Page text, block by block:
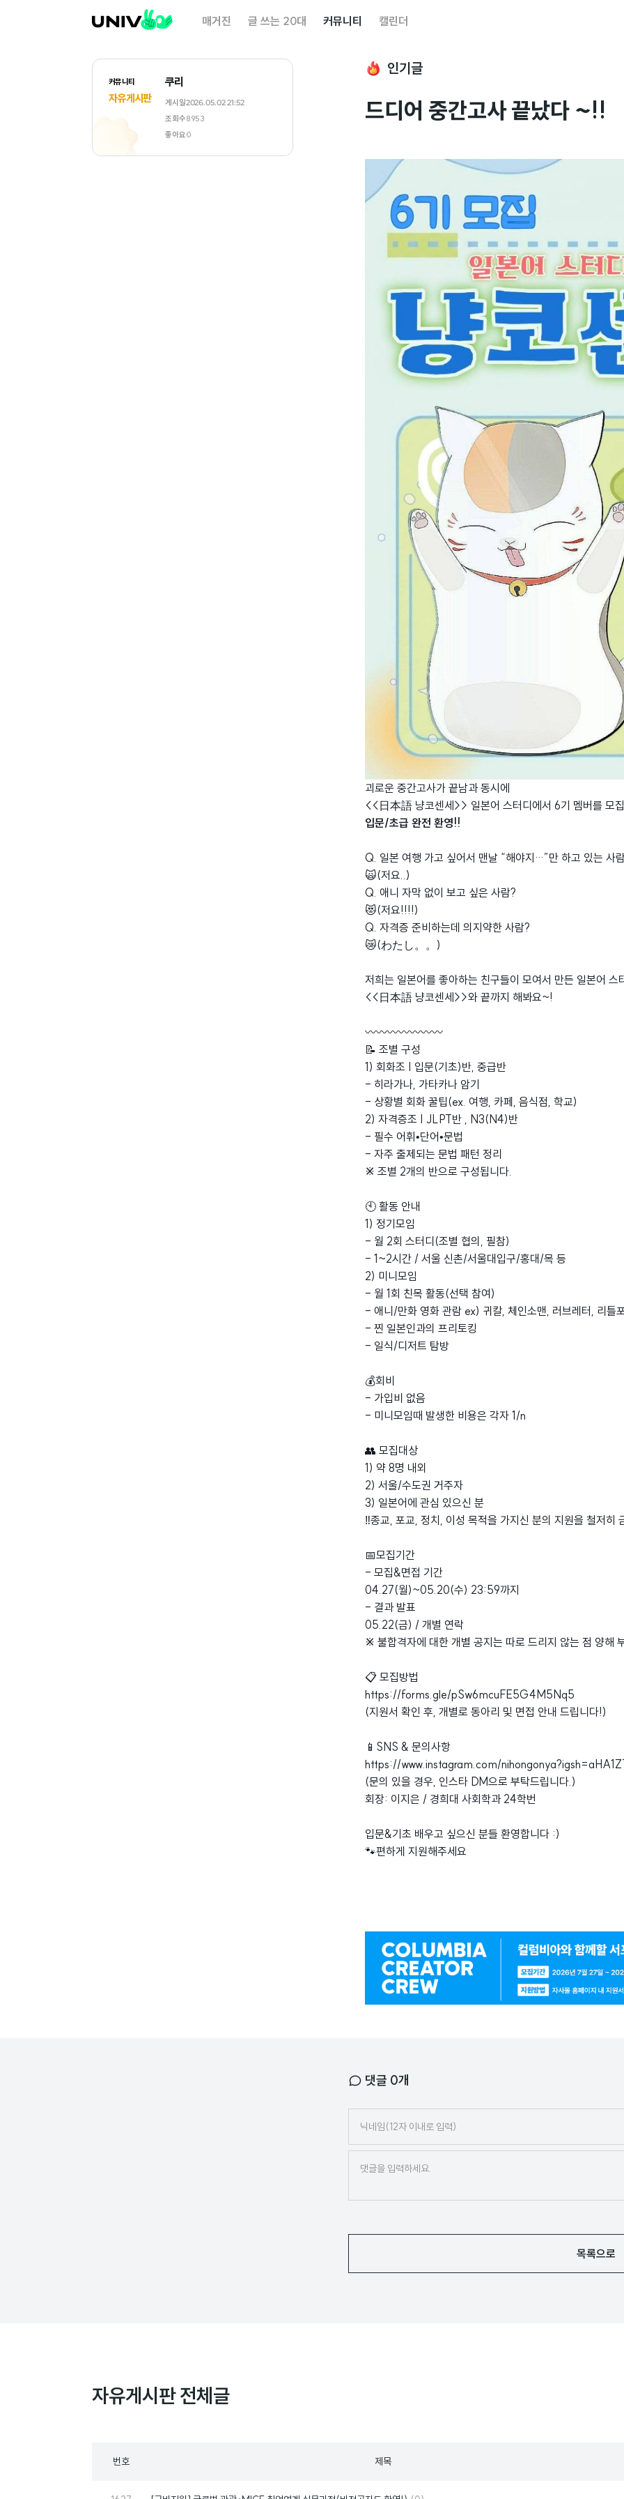
매거진 글 쓰는 20대 커뮤니티 캘린더
커뮤니티
자유게시판
쿠리
게시일2026.05.02 21:52
조회수8953
좋아요0
인기글
드디어 중간고사 끝났다 ~!!
괴로운 중간고사가 끝남과 동시에
<<日本語 냥코센세>> 일본어 스터디에서 6기 멤버를 모
입문/초급 완전 환영!!
Q. 일본 여행 가고 싶어서 맨날 “해야지…”만 하고 있는 사
🙀(저요..)
Q. 애니 자막 없이 보고 싶은 사람?
😻(저요!!!!)
Q. 자격증 준비하는데 의지약한 사람?
😿(わたし。。)
저희는 일본어를 좋아하는 친구들이 모여서 만든 일본어
<<日本語 냥코센세>>와 끝까지 해봐요~!
〰️〰️〰️〰️〰️〰️〰️
📝 조별 구성
1) 회화조 | 입문(기초)반, 중급반
- 히라가나, 가타카나 암기
- 상황별 회화 꿀팁(ex. 여행, 카페, 음식점, 학교)
2) 자격증조 | JLPT반 , N3(N4)반
- 필수 어휘•단어•문법
- 자주 출제되는 문법 패턴 정리
※ 조별 2개의 반으로 구성됩니다.
🕙 활동 안내
1) 정기모임
- 월 2회 스터디(조별 협의, 필참)
- 1~2시간 / 서울 신촌/서울대입구/홍대/목 등
2) 미니모임
- 월 1회 친목 활동(선택 참여)
- 애니/만화 영화 관람 ex) 귀칼, 체인소맨, 러브레터, 리틀
- 찐 일본인과의 프리토킹
- 일식/디저트 탐방
💰회비
- 가입비 없음
- 미니모임때 발생한 비용은 각자 1/n
👥 모집대상
1) 약 8명 내외
2) 서울/수도권 거주자
3) 일본어에 관심 있으신 분
‼️종교, 포교, 정치, 이성 목적을 가지신 분의 지원을 철저히
📅모집기간
- 모집&면접 기간
04.27(월)~05.20(수) 23:59까지
- 결과 발표
05.22(금) / 개별 연락
※ 불합격자에 대한 개별 공지는 따로 드리지 않는 점 양해
📋 모집방법
https://forms.gle/pSw6mcuFE5G4M5Nq5
(지원서 확인 후, 개별로 동아리 및 면접 안내 드립니다!)
📱SNS & 문의사항
https://www.instagram.com/
(문의 있을 경우, 인스타 DM으로 부탁드립니다.)
회장: 이지은 / 경희대 사회학과 24학번
입문&기초 배우고 싶으신 분들 환영합니다 :)
🐾편하게 지원해주세요
너
댓글 0개
임
목록으로
자유게시판 전체글
번호 제목